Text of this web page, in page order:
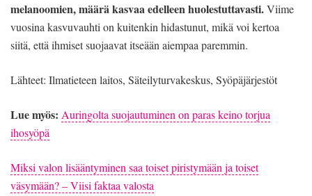
melanoomien, määrä kasvaa edelleen huolestuttavasti.Viime
vuosina kasvuvauhti on kuitenkin hidastunut, mikä voi kertoa
siitä, että ihmiset suojaavat itseään aiempaa paremmin.
Lähteet: Ilmatieteen laitos, Säteilyturvakeskus, Syöpäjärjestöt
Lue myös: Auringolta suojautuminen on paras keino torjua
ihosyöpä
Miksi valon lisääntyminen saa toiset piristymään ja toiset
väsymään? – Viisi faktaa valosta